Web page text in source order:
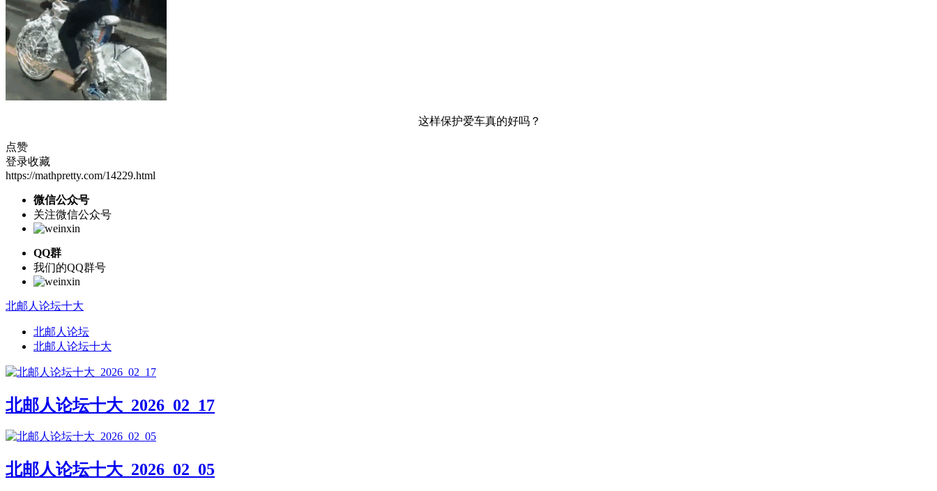
这样保护爱车真的好吗？
点赞
登录收藏
https://mathpretty.com/14229.html
微信公众号
关注微信公众号
QQ群
我们的QQ群号
北邮人论坛十大
北邮人论坛
北邮人论坛十大
北邮人论坛十大_2026_02_17
北邮人论坛十大_2026_02_05